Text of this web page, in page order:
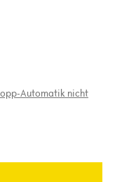
Automatik nicht